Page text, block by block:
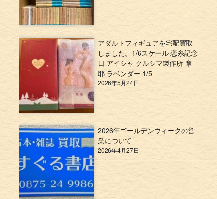
アダルトフィギュアを宅配買取
しました。1/6スケール 恋糸記念
日 アイシャ クルシマ製作所 摩
耶 ラベンダー 1/5
2026年5月24日
2026年ゴールデンウィークの営
業について
2026年4月27日